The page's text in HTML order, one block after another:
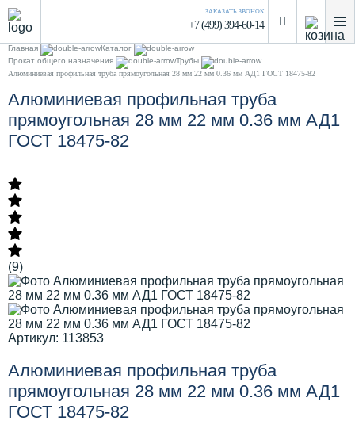
ЗАКАЗАТЬ ЗВОНОК
+7 (499) 394-60-14
Главная
Каталог
Прокат общего назначения
Трубы
Алюминиевая профильная труба прямоугольная 28 мм 22 мм 0.36 мм АД1 ГОСТ 18475-82
Алюминиевая профильная труба
прямоугольная 28 мм 22 мм 0.36 мм АД1
ГОСТ 18475-82
(9)
Артикул: 113853
Алюминиевая профильная труба
прямоугольная 28 мм 22 мм 0.36 мм АД1
ГОСТ 18475-82